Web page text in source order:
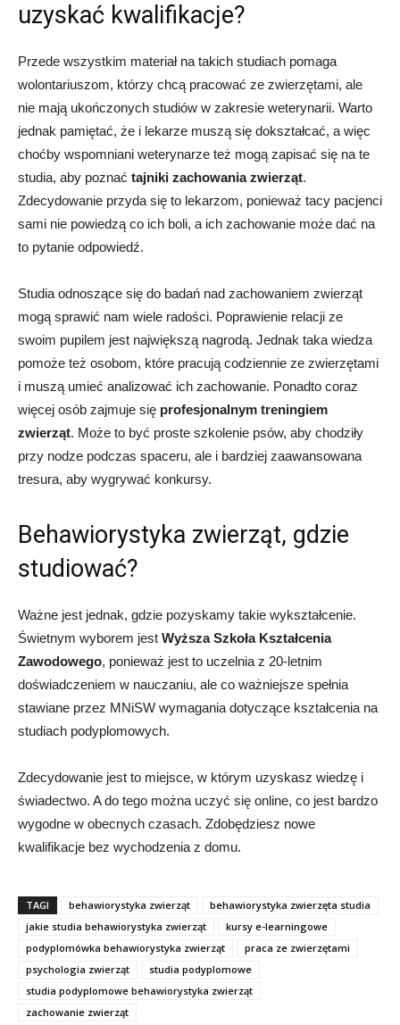
uzyskać kwalifikacje?
Przede wszystkim materiał na takich studiach pomaga
wolontariuszom, którzy chcą pracować ze zwierzętami, ale
nie mają ukończonych studiów w zakresie weterynarii. Warto
jednak pamiętać, że i lekarze muszą się dokształcać, a więc
choćby wspomniani weterynarze też mogą zapisać się na te
studia, aby poznać tajniki zachowania zwierząt.
Zdecydowanie przyda się to lekarzom, ponieważ tacy pacjenci
sami nie powiedzą co ich boli, a ich zachowanie może dać na
to pytanie odpowiedź.
Studia odnoszące się do badań nad zachowaniem zwierząt
mogą sprawić nam wiele radości. Poprawienie relacji ze
swoim pupilem jest największą nagrodą. Jednak taka wiedza
pomoże też osobom, które pracują codziennie ze zwierzętami
i muszą umieć analizować ich zachowanie. Ponadto coraz
więcej osób zajmuje się profesjonalnym treningiem
zwierząt. Może to być proste szkolenie psów, aby chodziły
przy nodze podczas spaceru, ale i bardziej zaawansowana
tresura, aby wygrywać konkursy.
Behawiorystyka zwierząt, gdzie
studiować?
Ważne jest jednak, gdzie pozyskamy takie wykształcenie.
Świetnym wyborem jest Wyższa Szkoła Kształcenia
Zawodowego, ponieważ jest to uczelnia z 20-letnim
doświadczeniem w nauczaniu, ale co ważniejsze spełnia
stawiane przez MNiSW wymagania dotyczące kształcenia na
studiach podyplomowych.
Zdecydowanie jest to miejsce, w którym uzyskasz wiedzę i
świadectwo. A do tego można uczyć się online, co jest bardzo
wygodne w obecnych czasach. Zdobędziesz nowe
kwalifikacje bez wychodzenia z domu.
TAGI behawiorystyka zwierząt
behawiorystyka zwierzęta studia
jakie studia behawiorystyka zwierząt
kursy e-learningowe
podyplomówka behawiorystyka zwierząt
praca ze zwierzętami
psychologia zwierząt
studia podyplomowe
studia podyplomowe behawiorystyka zwierząt
zachowanie zwierząt